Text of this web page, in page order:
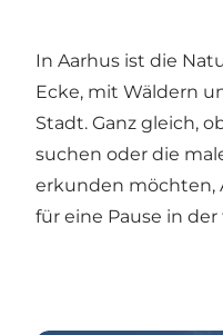
In Aarhus ist die
Ecke, mit Wäldern
Stadt. Ganz gleich,
suchen oder die
erkunden möchten,
für eine Pause in